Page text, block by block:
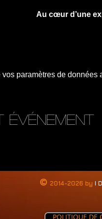
Au cœur d’une
paramètres de
© 2014-2026 by I
POLITIQUE DE